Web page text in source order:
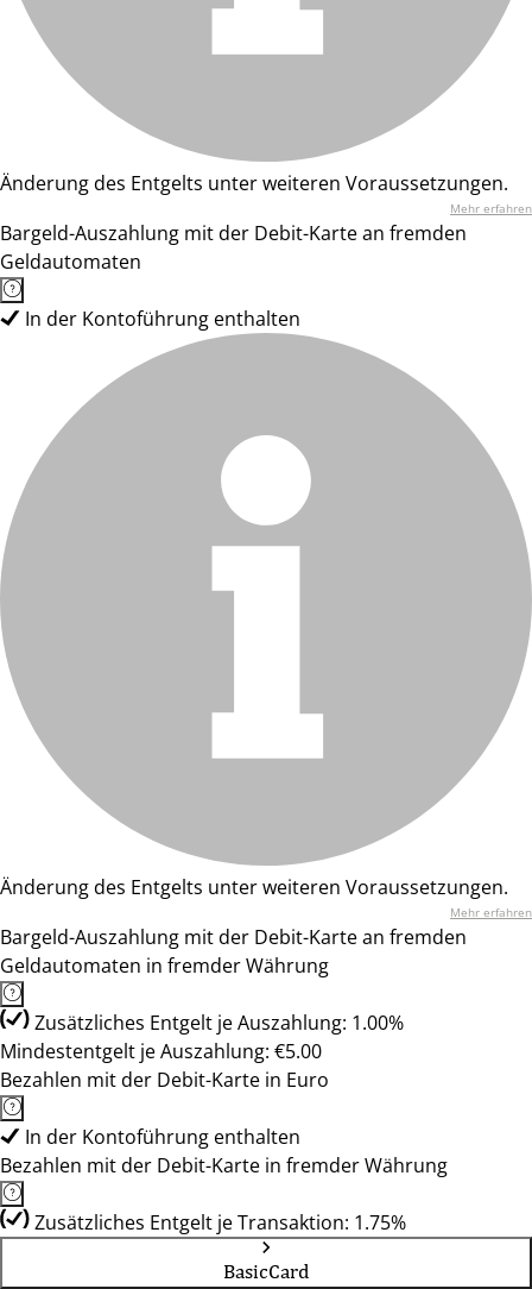
Änderung des Entgelts unter weiteren Voraussetzungen.
Mehr erfahren
Bargeld-Auszahlung mit der Debit-Karte an fremden
Geldautomaten
In der Kontoführung enthalten
Änderung des Entgelts unter weiteren Voraussetzungen.
Mehr erfahren
Bargeld-Auszahlung mit der Debit-Karte an fremden
Geldautomaten in fremder Währung
Zusätzliches Entgelt je Auszahlung: 1.00%
Mindestentgelt je Auszahlung: €5.00
Bezahlen mit der Debit-Karte in Euro
In der Kontoführung enthalten
Bezahlen mit der Debit-Karte in fremder Währung
Zusätzliches Entgelt je Transaktion: 1.75%
BasicCard